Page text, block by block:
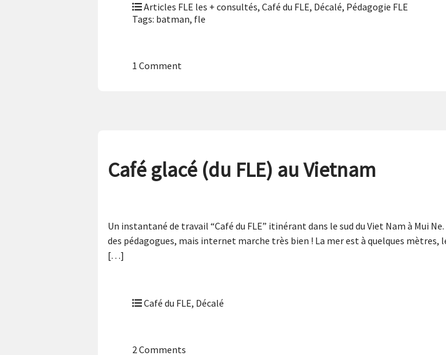
Articles FLE les + consultés, Café du FLE, Décalé, Pédagogie FLE
Tags: batman, fle
1 Comment
Café glacé (du FLE) au Vietnam
Un instantané de travail “Café du FLE” itinérant dans le sud du Viet Nam à Mui
des pédagogues, mais internet marche très bien ! La mer est à quelques
[…]
Café du FLE, Décalé
2 Comments